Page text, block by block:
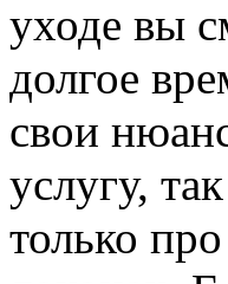
уходе вы
долгое
свои
услугу,
только